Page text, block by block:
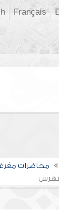
Français
محاضرات